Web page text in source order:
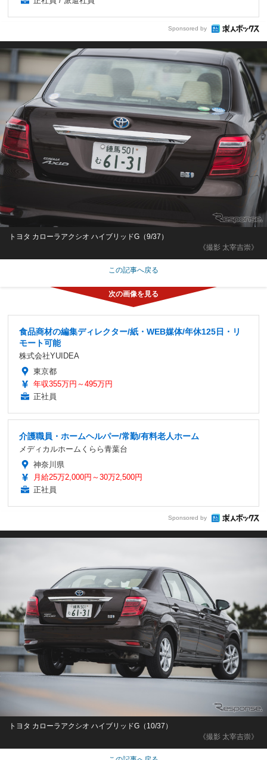
Sponsored by
《撮影 太宰吉崇》
トヨタ カローラアクシオ ハイブリッドG（9/37）
この記事へ戻る
食品商材の編集ディレクター/紙・WEB媒体/年休125日・リ
モート可能
株式会社YUIDEA
東京都
年収355万円～495万円
正社員
介護職員・ホームヘルパー/常勤/有料老人ホーム
メディカルホームくらら青葉台
神奈川県
月給25万2,000円～30万2,500円
正社員
Sponsored by
《撮影 太宰吉崇》
トヨタ カローラアクシオ ハイブリッドG（10/37）